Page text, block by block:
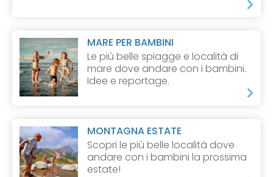
MARE PER BAMBINI
Le più belle spiagge e località di
mare dove andare con i bambini.
Idee e reportage.
MONTAGNA ESTATE
Scopri le più belle località dove
andare con i bambini la prossima
estate!